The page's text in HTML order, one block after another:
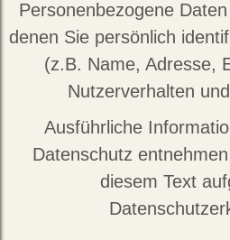
Personenbezogene
denen Sie persönlich
(z.B. Name, Adresse,
Nutzerverhalten
Ausführliche
Datenschutz
diesem Text